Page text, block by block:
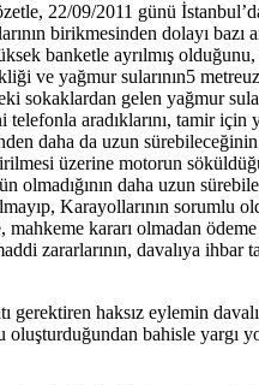
22/09/2011 günü
birikmesinden dolayı
banketle ayrılmış
ve yağmur sularının5
sokaklardan gelen yağmur
aradıklarını, tamir
daha da uzun
üzerine motorun
olmadığının daha uzun
Karayollarının sorumlu
mahkeme kararı olmadan
zararlarının, davalıya
haksız eylemin
bahisle yargı